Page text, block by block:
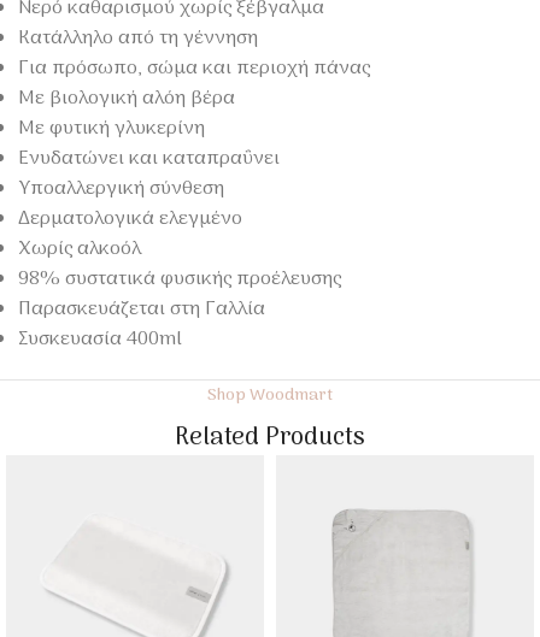
Νερό καθαρισμού χωρίς ξέβγαλμα
Κατάλληλο από τη γέννηση
Για πρόσωπο, σώμα και περιοχή πάνας
Με βιολογική αλόη βέρα
Με φυτική γλυκερίνη
Ενυδατώνει και καταπραΰνει
Υποαλλεργική σύνθεση
Δερματολογικά ελεγμένο
Χωρίς αλκοόλ
98% συστατικά φυσικής προέλευσης
Παρασκευάζεται στη Γαλλία
Συσκευασία 400ml
Shop Woodmart
Related Products